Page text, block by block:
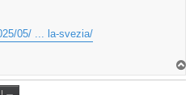
05/ ... la-svezia/